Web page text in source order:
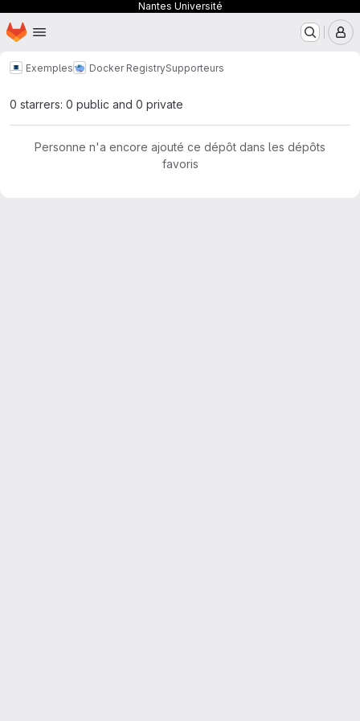
Nantes Université
Passer au contenu principal
Page d'accueil
Exemples Docker RegistrySupporteurs
0 starrers: 0 public and 0 private
Personne n'a encore ajouté ce dépôt dans les dépôts
favoris